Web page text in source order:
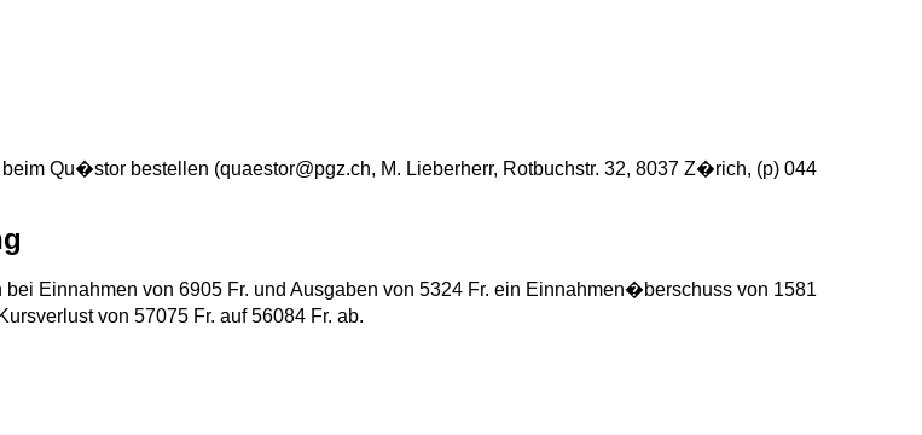
Qu�stor bestellen (quaestor@pgz.ch, M. Lieberherr, Rotbuchstr. 32, 8037 Z�rich, (p) 044
bei Einnahmen von 6905 Fr. und Ausgaben von 5324 Fr. ein Einnahmen�berschuss von 1581
von 57075 Fr. auf 56084 Fr. ab.